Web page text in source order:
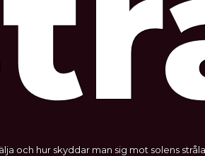
och hur skyddar man sig mot solens